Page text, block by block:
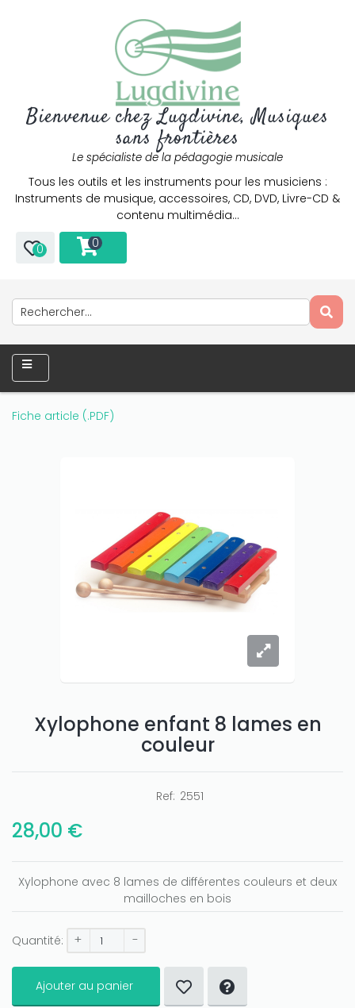
Bienvenue chez Lugdivine, Musiques
sans frontières
Le spécialiste de la pédagogie musicale
Tous les outils et les instruments pour les musiciens :
Instruments de musique, accessoires, CD, DVD, Livre-CD &
contenu multimédia…
0 0
Fiche article (.PDF)
Xylophone enfant 8 lames en
couleur
Ref: 2551
28,00 €
Xylophone avec 8 lames de différentes couleurs et deux
mailloches en bois
Quantité: + -
Ajouter au panier
Only play at
amount on your credits!